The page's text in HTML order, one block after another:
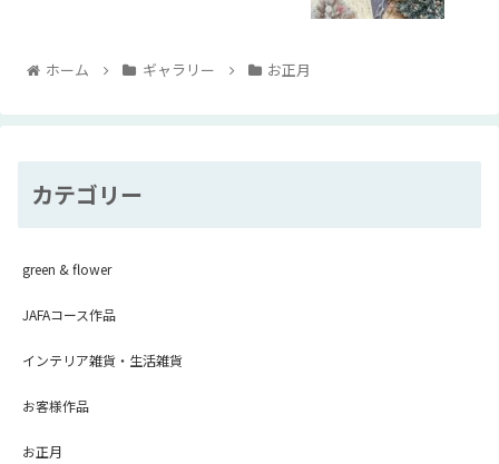
ホーム ギャラリー お正月
カテゴリー
green & flower
JAFAコース作品
インテリア雑貨・生活雑貨
お客様作品
お正月